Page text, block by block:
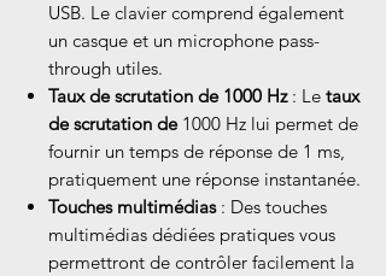
USB. Le clavier comprend également
un casque et un microphone pass-
through utiles.
Taux de scrutation de 1000 Hz: Le taux
de scrutation de1000 Hz lui permet de
fournir un temps de réponse de 1 ms,
pratiquement une réponse instantanée.
Touches multimédias: Des touches
multimédias dédiées pratiques vous
permettront de contrôler facilement la